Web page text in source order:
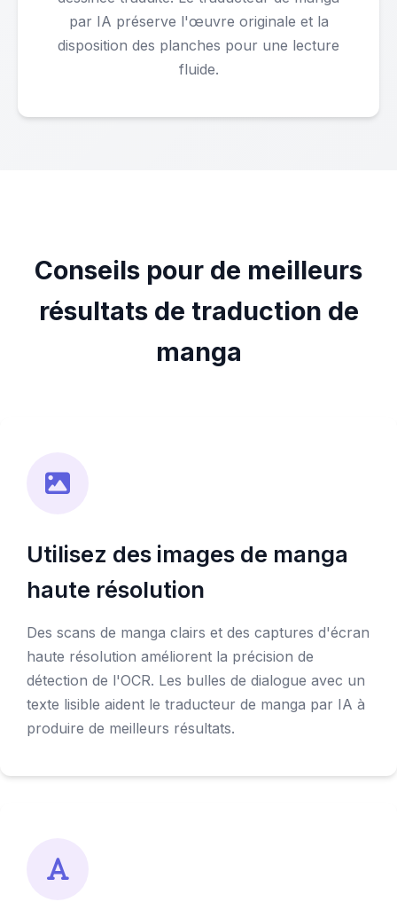
par IA préserve l'œuvre originale et la
disposition des planches pour une lecture
fluide.
Conseils pour de meilleurs
résultats de traduction de
manga
Utilisez des images de manga
haute résolution
Des scans de manga clairs et des captures d'écran
haute résolution améliorent la précision de
détection de l'OCR. Les bulles de dialogue avec un
texte lisible aident le traducteur de manga par IA à
produire de meilleurs résultats.